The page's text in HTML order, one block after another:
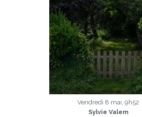
Vendredi 8 mai, 9h52
Sylvie Valem